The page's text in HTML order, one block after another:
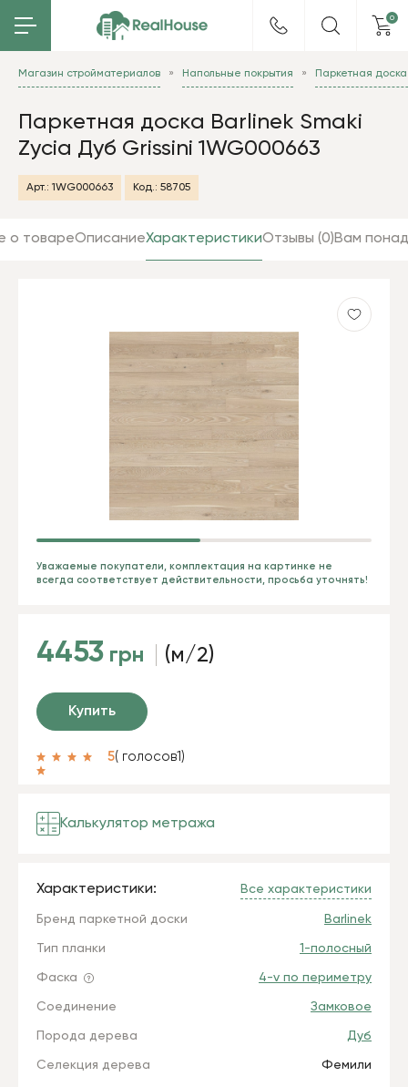
0
Магазин стройматериалов Напольные покрытия Паркетная
Паркетная доска Barlinek Smaki
Zycia Дуб Grissini 1WG000663
Арт.: 1WG000663 Код.: 58705
о товареОписаниеХарактеристикиОтзывы (0)Вам
Уважаемые покупатели, комплектация на картинке не
всегда соответствует действительности, просьба уточнять!
4453 грн (м/2)
Купить
5( голосов1 )
Калькулятор метража
Характеристики: Все характеристики
Бренд паркетной доски Barlinek
Тип планки 1-полосный
Фаска 4-v по периметру
Соединение Замковое
Порода дерева Дуб
Селекция дерева Фемили